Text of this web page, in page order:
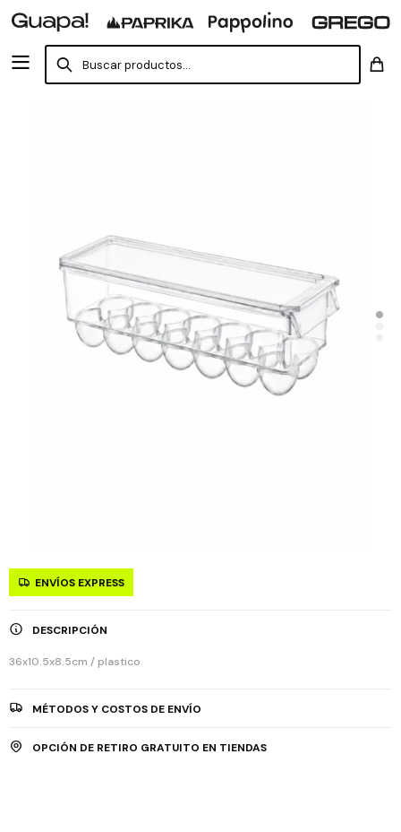
ENVÍOS EXPRESS
DESCRIPCIÓN
36x10.5x8.5cm / plastico
MÉTODOS Y COSTOS DE ENVÍO
OPCIÓN DE RETIRO GRATUITO EN TIENDAS